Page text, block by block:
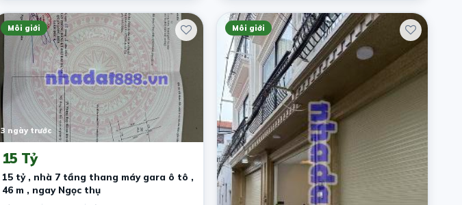
Môi giới
3 ngày trước
15 Tỷ
15 tỷ , nhà 7 tầng thang máy gara ô tô ,
46 m , ngay Ngọc thụ
Môi giới